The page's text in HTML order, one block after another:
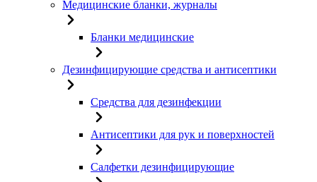
Медицинские бланки, журналы
Бланки медицинские
Дезинфицирующие средства и антисептики
Средства для дезинфекции
Антисептики для рук и поверхностей
Салфетки дезинфицирующие